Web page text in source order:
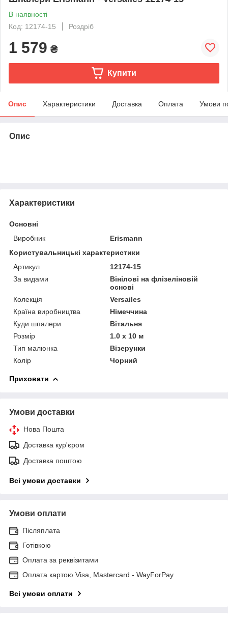
В наявності
Код: 12174-15
Роздріб
1 579 ₴
Купити
Опис Характеристики Доставка Оплата Умови
Опис
Характеристики
Основні
Виробник
Erismann
Користувальницькі характеристики
Артикул
12174-15
За видами
Вінілові на флізеліновій
основі
Колекція
Versailes
Країна виробництва
Німеччина
Куди шпалери
Вітальня
Розмір
1.0 x 10 м
Тип малюнка
Візерунки
Колір
Чорний
Приховати
Умови доставки
Нова Пошта
Доставка кур'єром
Доставка поштою
Всі умови доставки
Умови оплати
Післяплата
Готівкою
Оплата за реквізитами
Оплата картою Visa, Mastercard - WayForPay
Всі умови оплати